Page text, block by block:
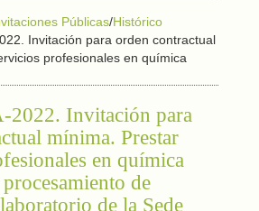
Públicas/Histórico
Invitación para orden contractual
profesionales en química
2022. Invitación para
mínima. Prestar
en química
de
de la Sede